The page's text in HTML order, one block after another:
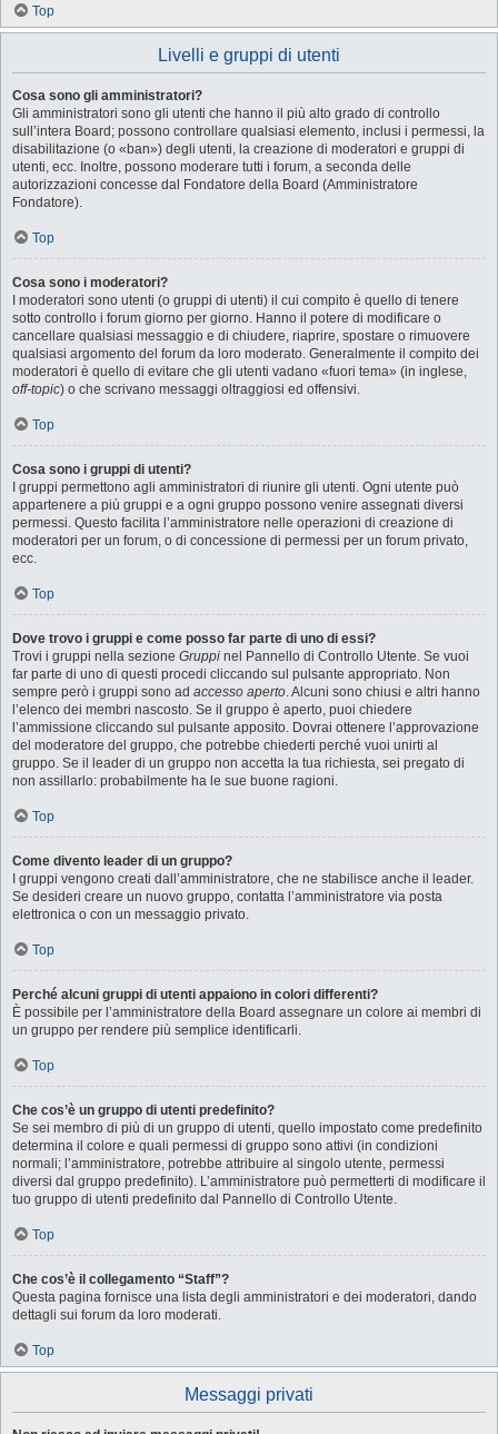
Top
Livelli e gruppi di utenti
Cosa sono gli amministratori?
Gli amministratori sono gli utenti che hanno il più alto grado di controllo
sull’intera Board; possono controllare qualsiasi elemento, inclusi i permessi, la
disabilitazione (o «ban») degli utenti, la creazione di moderatori e gruppi di
utenti, ecc. Inoltre, possono moderare tutti i forum, a seconda delle
autorizzazioni concesse dal Fondatore della Board (Amministratore
Fondatore).
Top
Cosa sono i moderatori?
I moderatori sono utenti (o gruppi di utenti) il cui compito è quello di tenere
sotto controllo i forum giorno per giorno. Hanno il potere di modificare o
cancellare qualsiasi messaggio e di chiudere, riaprire, spostare o rimuovere
qualsiasi argomento del forum da loro moderato. Generalmente il compito dei
moderatori è quello di evitare che gli utenti vadano «fuori tema» (in inglese,
off-topic) o che scrivano messaggi oltraggiosi ed offensivi.
Top
Cosa sono i gruppi di utenti?
I gruppi permettono agli amministratori di riunire gli utenti. Ogni utente può
appartenere a più gruppi e a ogni gruppo possono venire assegnati diversi
permessi. Questo facilita l’amministratore nelle operazioni di creazione di
moderatori per un forum, o di concessione di permessi per un forum privato,
ecc.
Top
Dove trovo i gruppi e come posso far parte di uno di essi?
Trovi i gruppi nella sezione Gruppi nel Pannello di Controllo Utente. Se vuoi
far parte di uno di questi procedi cliccando sul pulsante appropriato. Non
sempre però i gruppi sono ad accesso aperto. Alcuni sono chiusi e altri hanno
l’elenco dei membri nascosto. Se il gruppo è aperto, puoi chiedere
l’ammissione cliccando sul pulsante apposito. Dovrai ottenere l’approvazione
del moderatore del gruppo, che potrebbe chiederti perché vuoi unirti al
gruppo. Se il leader di un gruppo non accetta la tua richiesta, sei pregato di
non assillarlo: probabilmente ha le sue buone ragioni.
Top
Come divento leader di un gruppo?
I gruppi vengono creati dall’amministratore, che ne stabilisce anche il leader.
Se desideri creare un nuovo gruppo, contatta l’amministratore via posta
elettronica o con un messaggio privato.
Top
Perché alcuni gruppi di utenti appaiono in colori differenti?
È possibile per l’amministratore della Board assegnare un colore ai membri di
un gruppo per rendere più semplice identificarli.
Top
Che cos’è un gruppo di utenti predefinito?
Se sei membro di più di un gruppo di utenti, quello impostato come predefinito
determina il colore e quali permessi di gruppo sono attivi (in condizioni
normali; l’amministratore, potrebbe attribuire al singolo utente, permessi
diversi dal gruppo predefinito). L’amministratore può permetterti di modificare il
tuo gruppo di utenti predefinito dal Pannello di Controllo Utente.
Top
Che cos’è il collegamento “Staff”?
Questa pagina fornisce una lista degli amministratori e dei moderatori, dando
dettagli sui forum da loro moderati.
Top
Messaggi privati